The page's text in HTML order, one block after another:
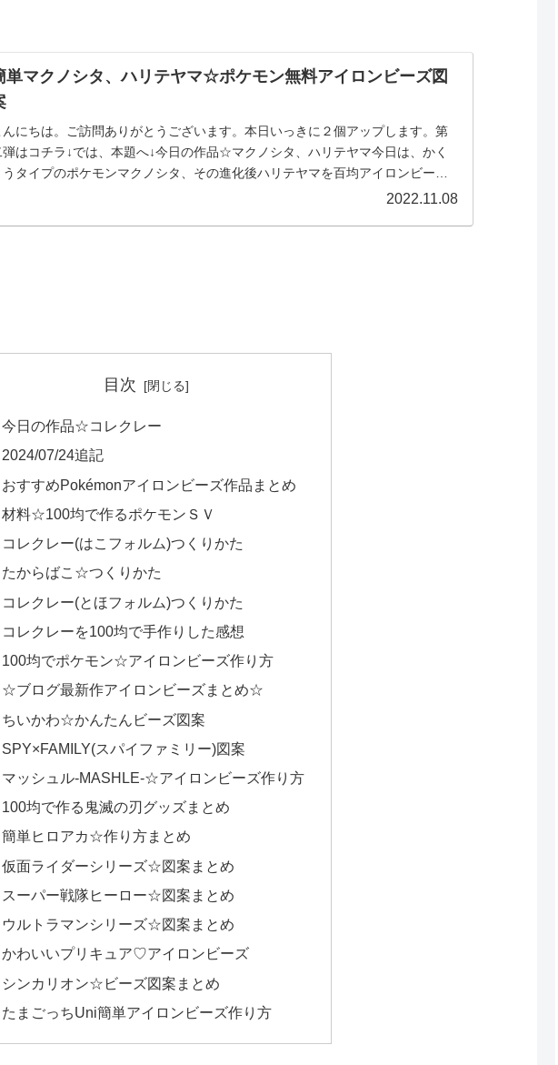
単マクノシタ、ハリテヤマ☆ポケモン無料アイロンビーズ図
んにちは。ご訪問ありがとうございます。本日いっきに２個アップします。第
弾はコチラ↓では、本題へ↓今日の作品☆マクノシタ、ハリテヤマ今日は、かく
うタイプのポケモンマクノシタ、その進化後ハリテヤマを百均アイロンビーズ
2022.11.08
目次
今日の作品☆コレクレー
2024/07/24追記
おすすめPokémonアイロンビーズ作品まとめ
材料☆100均で作るポケモンＳＶ
コレクレー(はこフォルム)つくりかた
たからばこ☆つくりかた
コレクレー(とほフォルム)つくりかた
コレクレーを100均で手作りした感想
100均でポケモン☆アイロンビーズ作り方
☆ブログ最新作アイロンビーズまとめ☆
ちいかわ☆かんたんビーズ図案
SPY×FAMILY(スパイファミリー)図案
マッシュル-MASHLE-☆アイロンビーズ作り方
100均で作る鬼滅の刃グッズまとめ
簡単ヒロアカ☆作り方まとめ
仮面ライダーシリーズ☆図案まとめ
スーパー戦隊ヒーロー☆図案まとめ
ウルトラマンシリーズ☆図案まとめ
かわいいプリキュア♡アイロンビーズ
シンカリオン☆ビーズ図案まとめ
たまごっちUni簡単アイロンビーズ作り方